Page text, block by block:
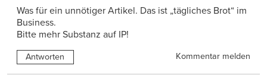
Was für ein unnötiger Artikel. Das ist „tägliches Brot“ im
Business.
Bitte mehr Substanz auf IP!
Antworten Kommentar melden